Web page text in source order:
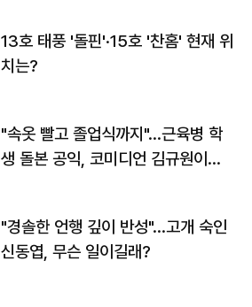
13호 태풍 '돌핀'·15호 '찬홈' 현재 위
치는?
"속옷 빨고 졸업식까지"…근육병 학
생 돌본 공익, 코미디언 김규원이었
"경솔한 언행 깊이 반성"…고개 숙인
신동엽, 무슨 일이길래?